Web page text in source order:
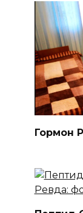
Гормон